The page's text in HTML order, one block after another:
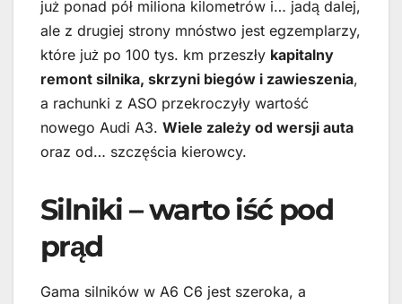
już ponad pół miliona kilometrów i… jadą dalej,
ale z drugiej strony mnóstwo jest egzemplarzy,
które już po 100 tys. km przeszły kapitalny
remont silnika, skrzyni biegów i zawieszenia,
a rachunki z ASO przekroczyły wartość
nowego Audi A3. Wiele zależy od wersji auta
oraz od… szczęścia kierowcy.
Silniki – warto iść pod
prąd
Gama silników w A6 C6 jest szeroka, a